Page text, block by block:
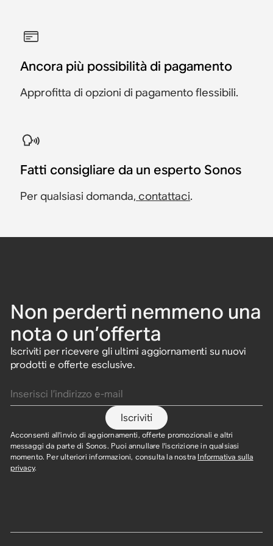
Ancora più possibilità di pagamento
Approfitta di opzioni di pagamento flessibili.
Fatti consigliare da un esperto Sonos
Per qualsiasi domanda, contattaci.
Non perderti nemmeno una
nota o un’offerta
Iscriviti per ricevere gli ultimi aggiornamenti su nuovi
prodotti e offerte esclusive.
Iscriviti
Acconsenti all'invio di aggiornamenti, offerte promozionali e altri
messaggi da parte di Sonos. Puoi annullare l'iscrizione in qualsiasi
momento. Per ulteriori informazioni, consulta la nostra Informativa sulla
privacy.